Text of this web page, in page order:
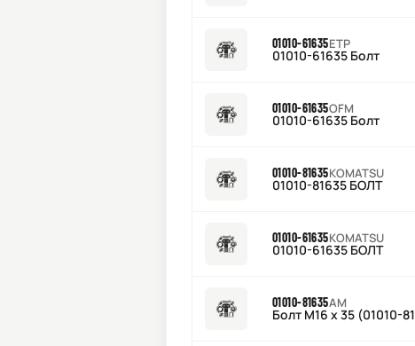
01010-61635ETP
01010-61635 Болт
01010-61635OFM
01010-61635 Болт
01010-81635KOMATSU
01010-81635 БОЛТ
01010-61635KOMATSU
01010-61635 БОЛТ
01010-81635AM
Болт M16 х 35 (01010-